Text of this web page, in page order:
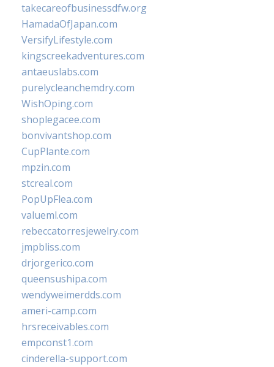
takecareofbusinessdfw.org
HamadaOfJapan.com
VersifyLifestyle.com
kingscreekadventures.com
antaeuslabs.com
purelycleanchemdry.com
WishOping.com
shoplegacee.com
bonvivantshop.com
CupPlante.com
mpzin.com
stcreal.com
PopUpFlea.com
valueml.com
rebeccatorresjewelry.com
jmpbliss.com
drjorgerico.com
queensushipa.com
wendyweimerdds.com
ameri-camp.com
hrsreceivables.com
empconst1.com
cinderella-support.com